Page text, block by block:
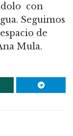
con
Seguimos
de
Mula.